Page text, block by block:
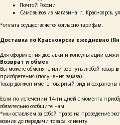
Почтой России
Самовывоз из магазина: г. Красноярск,
*оплата осуществляется согласно тарифам.
Доставка по Красноярска ежедневно
Для оформления доставки и консультации
Возврат и обмен
Вы можете обменять или вернуть любой товар
приобретения (получения заказа).
Товар должен иметь товарный вид и сохранены
Если по истечении 14-ти дней с момента
обязательно сообщите нам.
*мы оставляем за собой право на проведение
возник до передачи товара клиенту.
+7
написать
Нажимая на кнопку «Написать», я даю
на обработку персональных данных и
с политикой конфиденциальности и
с её положением